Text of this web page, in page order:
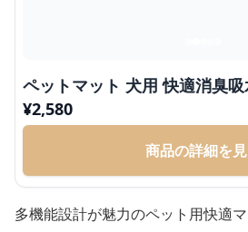
ペットマット 犬用 快適消臭吸
¥2,580
商品の詳細を
多機能設計が魅力のペット用快適マ